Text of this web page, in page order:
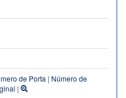
de Porta | Número de
|